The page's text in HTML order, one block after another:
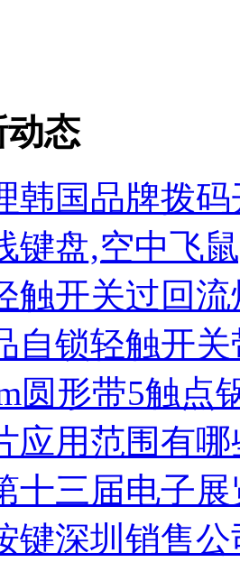
态
韩国品牌拨
键盘,空中飞
触开关过回流
自锁轻触开
圆形带5触点
应用范围有哪
十三届电子展
键深圳销售公